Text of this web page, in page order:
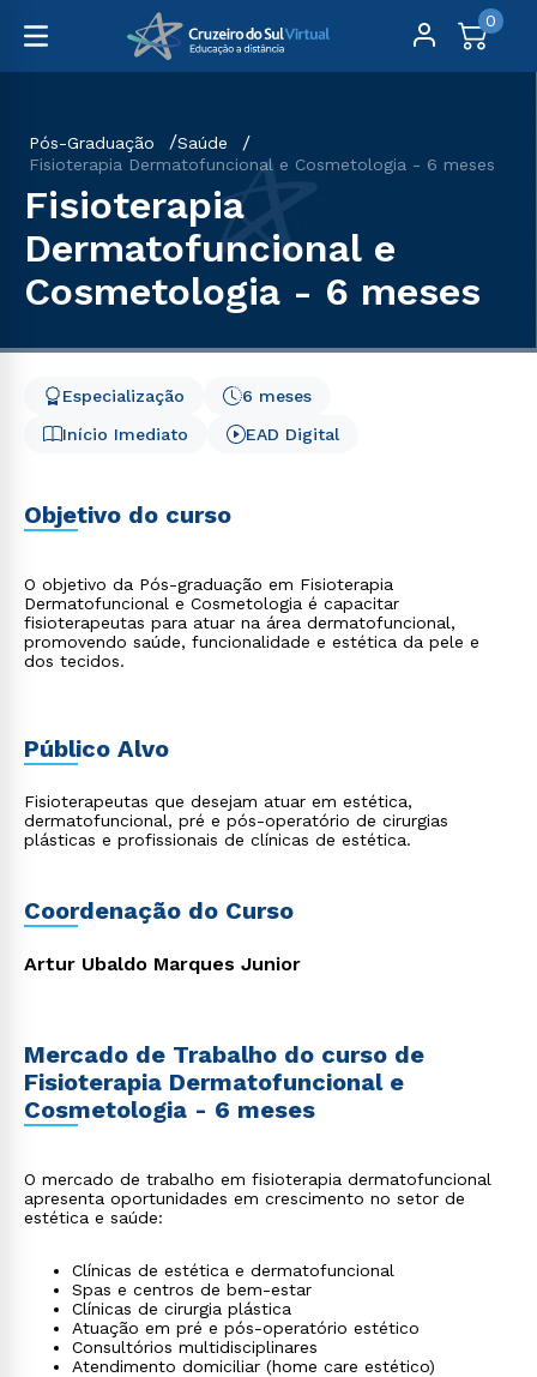
0
Pós-Graduação
Saúde
Fisioterapia Dermatofuncional e Cosmetologia - 6 meses
Fisioterapia
Dermatofuncional e
Cosmetologia - 6 meses
Início Imediato
6 meses
Especialização
EAD Digital
Objetivo do curso
O objetivo da Pós-graduação em Fisioterapia
Dermatofuncional e Cosmetologia é capacitar
fisioterapeutas para atuar na área dermatofuncional,
promovendo saúde, funcionalidade e estética da pele e
dos tecidos.
Público Alvo
Fisioterapeutas que desejam atuar em estética,
dermatofuncional, pré e pós-operatório de cirurgias
plásticas e profissionais de clínicas de estética.
Coordenação do Curso
Artur Ubaldo Marques Junior
Mercado de Trabalho do curso de
Fisioterapia Dermatofuncional e
Cosmetologia - 6 meses
O mercado de trabalho em fisioterapia dermatofuncional
apresenta oportunidades em crescimento no setor de
estética e saúde:
Clínicas de estética e dermatofuncional
Spas e centros de bem-estar
Clínicas de cirurgia plástica
Atuação em pré e pós-operatório estético
Consultórios multidisciplinares
Atendimento domiciliar (home care estético)